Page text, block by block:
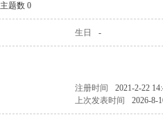
主题数 0
生日 -
注册时间
2021-2-22
上次发表时间 2026-8-